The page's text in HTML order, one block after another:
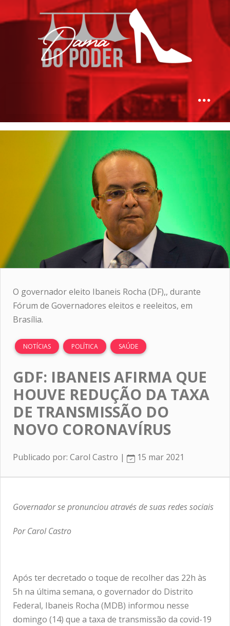
O governador eleito Ibaneis Rocha (DF),, durante
Fórum de Governadores eleitos e reeleitos, em
Brasília.
NOTÍCIAS POLÍTICA SAÚDE
GDF: IBANEIS AFIRMA QUE
HOUVE REDUÇÃO DA TAXA
DE TRANSMISSÃO DO
NOVO CORONAVÍRUS
Publicado por: Carol Castro | 15 mar 2021
Governador se pronunciou através de suas redes sociais
Por Carol Castro
Após ter decretado o toque de recolher das 22h às
5h na última semana, o governador do Distrito
Federal, Ibaneis Rocha (MDB) informou nesse
domingo (14) que a taxa de transmissão da covid-19